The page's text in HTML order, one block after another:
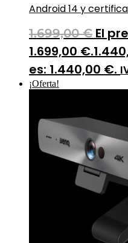
Android 14 y
1.699,00€ El
1.699,00 €.
es: 1.440,00 €.
¡Oferta!